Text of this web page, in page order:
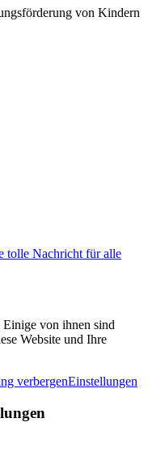
von Kindern
tolle Nachricht für alle
von ihnen sind
Website und Ihre
verbergenEinstellungen